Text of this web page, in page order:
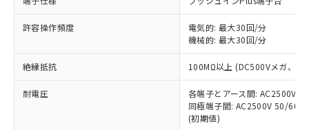
許容操作頻度
電気的: 最大30回/分
機械的: 最大30回/分
絶縁抵抗 100MΩ以上 (DC500Vメガ、点
耐電圧
各端子とアース間: AC2500V
同極端子間: AC2500V 50/
(初期値)
本サービスは、当社制御機器事業取扱
商品の当社在庫状況および標準価格
(税抜)を提供させていただくもので
当社制御機器事業取扱商品の中には、
本サービスの対象外となる商品もある
ことをご了承ください。
調査・確認中：EU RoHS指令（10物質）の
非含有の対応状況を調査中または確認中の
非該当品：ライセンス料など無形物で、有
害物質有無と関係のない商品です。
仕入先様の事情により、非含有部品として
いたものが、含有品と判明した場合などや
「○」：最大均質材料含有率が中国RoHSの
「×」：最大均質材料含有率が中国RoHSの
基準値を超えていることを示します。
当社は、これら貴社製品のうち、外国